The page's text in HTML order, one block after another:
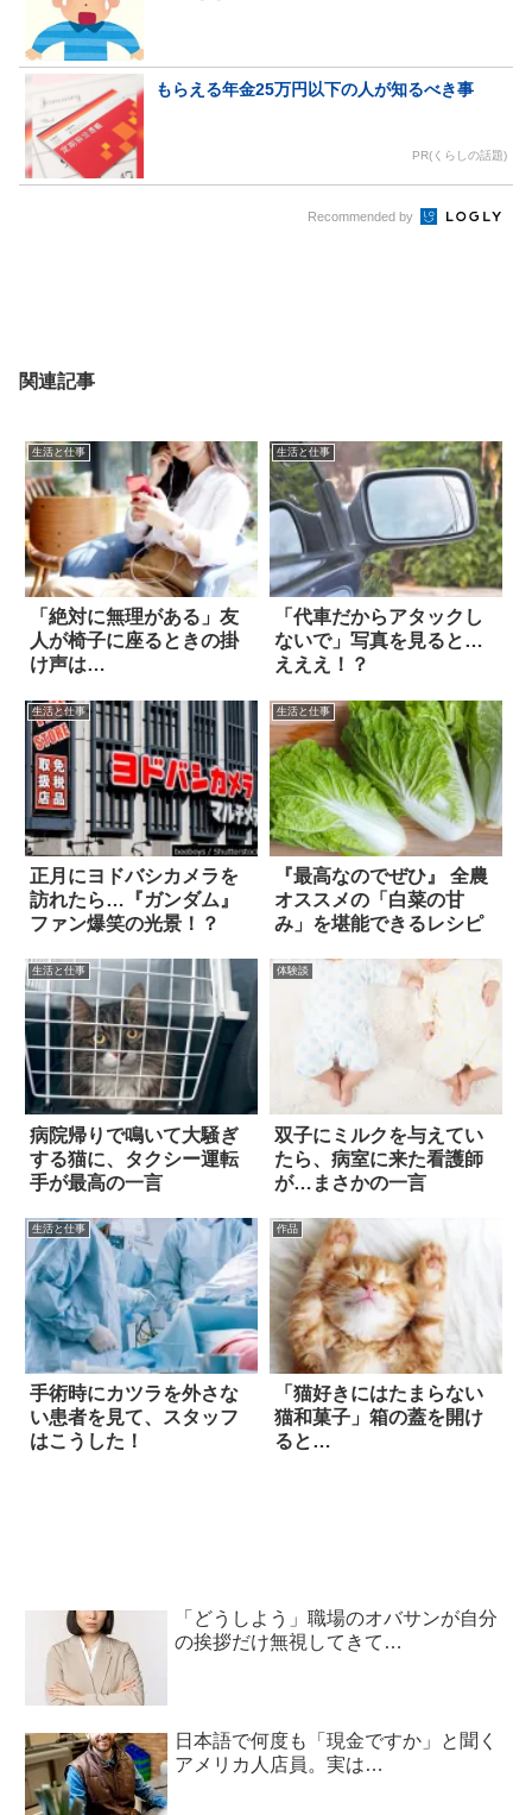
もらえる年金25万円以下の人が知るべき事
PR(くらしの話題)
Recommended by
関連記事
生活と仕事
「絶対に無理がある」友
人が椅子に座るときの掛
け声は…
生活と仕事
「代車だからアタックし
ないで」写真を見ると…
えええ！？
生活と仕事
正月にヨドバシカメラを
訪れたら…『ガンダム』
ファン爆笑の光景！？
生活と仕事
『最高なのでぜひ』 全農
オススメの「白菜の甘
み」を堪能できるレシピ
生活と仕事
病院帰りで鳴いて大騒ぎ
する猫に、タクシー運転
手が最高の一言
体験談
双子にミルクを与えてい
たら、病室に来た看護師
が…まさかの一言
生活と仕事
手術時にカツラを外さな
い患者を見て、スタッフ
はこうした！
作品
「猫好きにはたまらない
猫和菓子」箱の蓋を開け
ると…
「どうしよう」職場のオバサンが自分
の挨拶だけ無視してきて…
日本語で何度も「現金ですか」と聞く
アメリカ人店員。実は…